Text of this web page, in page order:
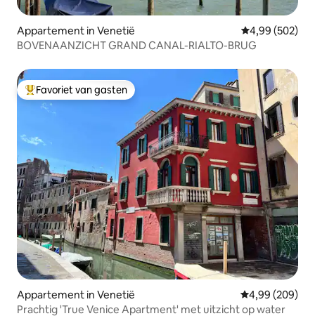
Appartement in Venetië Gemiddelde
4,99 (502)
BOVENAANZICHT GRAND CANAL-RIALTO-BRUG
Topfavoriet van gasten
Favoriet van gasten
Appartement in Venetië Gemiddelde
4,99 (209)
Prachtig 'True Venice Apartment' met uitzicht op water